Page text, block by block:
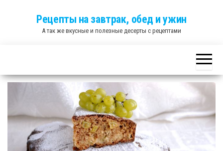
Рецепты на завтрак, обед и ужин
А так же вкусные и полезные десерты с рецептами